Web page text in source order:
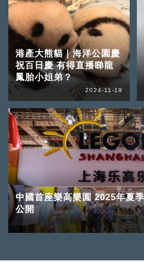
港產大熊貓｜海洋公園慶
祝百日慶 有得直播睇龍
鳳胎小姐弟？
2024-11-19
中國首座樂高樂園 2025年夏
公開